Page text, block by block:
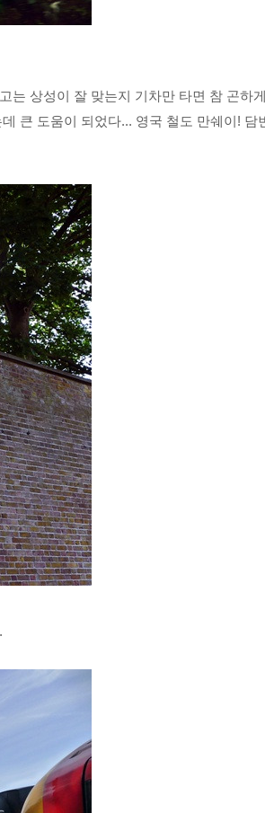
는 상성이 잘 맞는지 기차만 타면 참 곤하
큰 도움이 되었다... 영국 철도 만쉐이! 담